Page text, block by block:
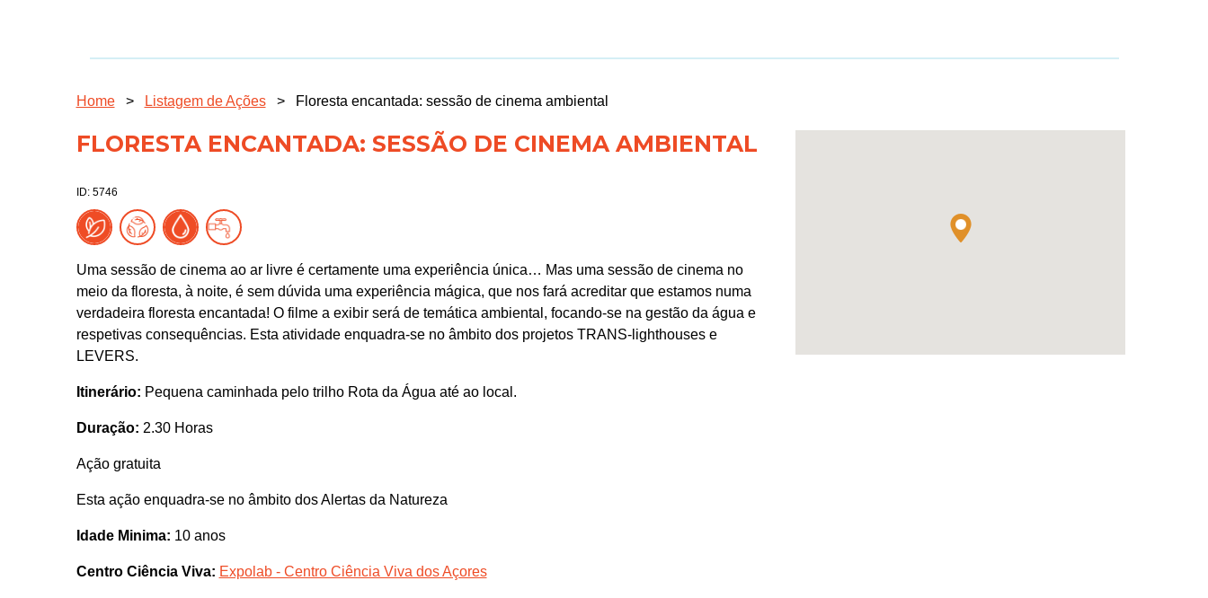
Home > Listagem de Ações > Floresta encantada: sessão de cinema ambiental
FLORESTA ENCANTADA: SESSÃO DE CINEMA AMBIENTAL
ID: 5746
Uma sessão de cinema ao ar livre é certamente uma experiência única… Mas uma sessão de cinema no
meio da floresta, à noite, é sem dúvida uma experiência mágica, que nos fará acreditar que estamos numa
verdadeira floresta encantada! O filme a exibir será de temática ambiental, focando-se na gestão da água e
respetivas consequências. Esta atividade enquadra-se no âmbito dos projetos TRANS-lighthouses e
LEVERS.
Itinerário: Pequena caminhada pelo trilho Rota da Água até ao local.
Duração: 2.30 Horas
Ação gratuita
Esta ação enquadra-se no âmbito dos Alertas da Natureza
Idade Minima: 10 anos
Centro Ciência Viva: Expolab - Centro Ciência Viva dos Açores